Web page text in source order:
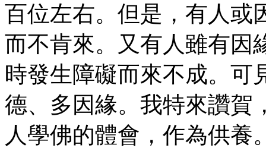
百位左右。但是，有人或
而不肯來。又有人雖有因
時發生障礙而來不成。可
德、多因緣。我特來讚賀
人學佛的體會，作為供養